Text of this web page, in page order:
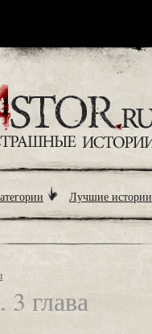
Лучшие истории
глава